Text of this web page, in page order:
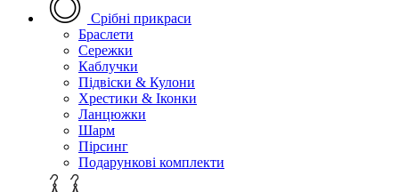
Срібні прикраси
Браслети
Сережки
Каблучки
Підвіски & Кулони
Хрестики & Іконки
Ланцюжки
Шарм
Пірсинг
Подарункові комплекти